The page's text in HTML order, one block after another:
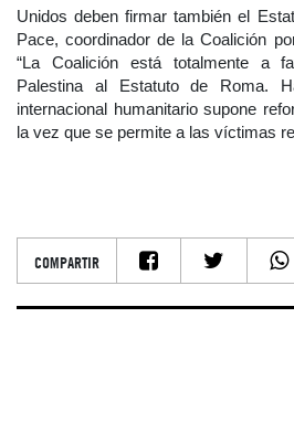
Unidos deben firmar también el
Pace, coordinador de la Coalición
“La Coalición está totalmente a
Palestina al Estatuto de Roma.
internacional humanitario supone
la vez que se permite a las víctimas
COMPARTIR